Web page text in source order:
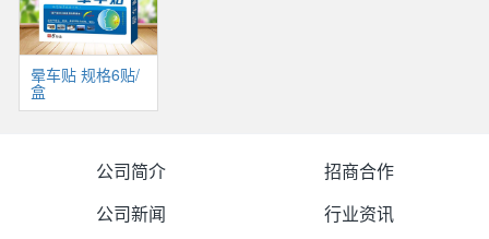
晕车贴 规格6贴/
盒
公司简介
招商合作
公司新闻
行业资讯